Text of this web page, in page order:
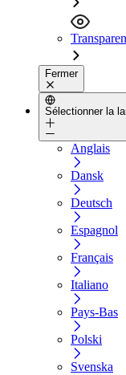
Fermer
Sélectionner la
Anglais
Dansk
Deutsch
Espagnol
Français
Italiano
Pays-Bas
Polski
Svenska